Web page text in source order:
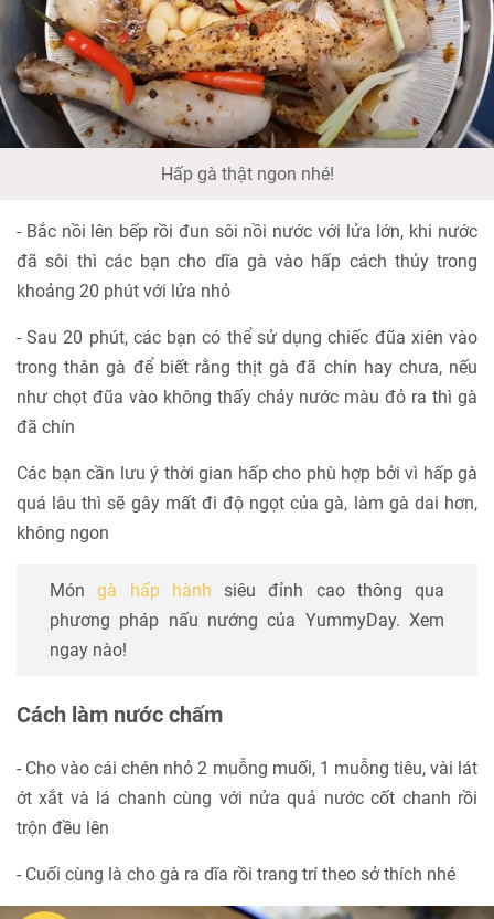
Hấp gà thật ngon nhé!
- Bắc nồi lên bếp rồi đun sôi nồi nước với lửa lớn, khi nước
đã sôi thì các bạn cho dĩa gà vào hấp cách thủy trong
khoảng 20 phút với lửa nhỏ
- Sau 20 phút, các bạn có thể sử dụng chiếc đũa xiên vào
trong thân gà để biết rằng thịt gà đã chín hay chưa, nếu
như chọt đũa vào không thấy chảy nước màu đỏ ra thì gà
đã chín
Các bạn cần lưu ý thời gian hấp cho phù hợp bởi vì hấp gà
quá lâu thì sẽ gây mất đi độ ngọt của gà, làm gà dai hơn,
không ngon
Móngà hấp hành siêu đỉnh cao thông qua
phương pháp nấu nướng của YummyDay. Xem
ngay nào!
Cách làm nước chấm
- Cho vào cái chén nhỏ 2 muỗng muối, 1 muỗng tiêu, vài lát
ớt xắt và lá chanh cùng với nửa quả nước cốt chanh rồi
trộn đều lên
- Cuối cùng là cho gà ra dĩa rồi trang trí theo sở thích nhé